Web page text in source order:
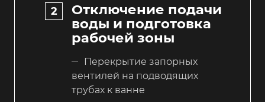
Отключение подачи
воды и подготовка
рабочей зоны
Перекрытие запорных
вентилей на подводящих
трубах к ванне